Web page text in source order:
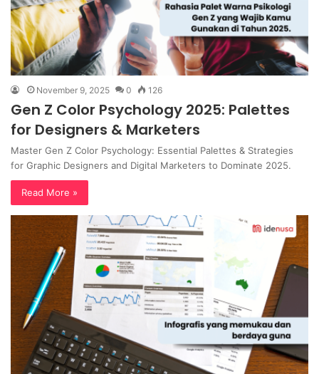
November 9, 2025 0 126
Gen Z Color Psychology 2025: Palettes
for Designers & Marketers
Master Gen Z Color Psychology: Essential Palettes & Strategies
for Graphic Designers and Digital Marketers to Dominate 2025.
Read More »